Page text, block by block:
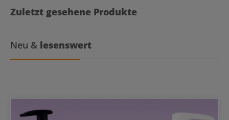
verwendet. Wähle zwischen 9 Temperatureinstellungen von 150°C
bis 230°C im manuellen Modus. Der Haarglätter ist nach nur 15
automatische Sicherheitsabschlutung nach 60 Minuten und
weltweiter Spannungsanpassung kannst du deinen Haarglätter
überall bedenkenlos nutzen. Die 110 mm langen und federnd
Zuletzt gesehene Produkte
Neu & lesenswert